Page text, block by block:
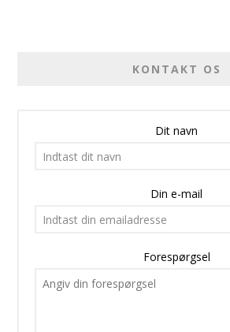
KONTAKT OS
Dit navn
Din e-mail
Forespørgsel